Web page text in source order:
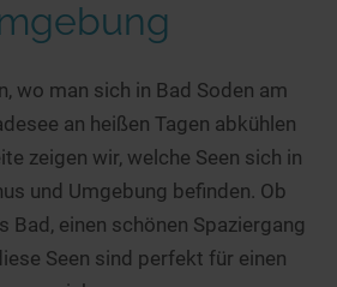
wo man sich in Bad Soden am
an heißen Tagen abkühlen
zeigen wir, welche Seen sich in
und Umgebung befinden. Ob
Bad, einen schönen Spaziergang
Seen sind perfekt für einen